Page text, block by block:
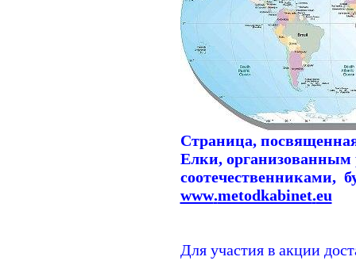
Страница,
Елки, организованным
соотечественниками,
www.metodkabinet.eu
Для участия в акции